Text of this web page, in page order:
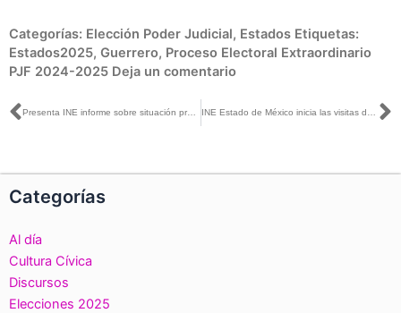
Categorías: Elección Poder Judicial, Estados Etiquetas:
Estados2025, Guerrero, Proceso Electoral Extraordinario
PJF 2024-2025 Deja un comentario
Ant Presenta INE informe sobre situación presupuestal de los Organismos Públicos Locales INE Estado de México inicia las visitas domiciliarias para el Voto Anticipado
Categorías
Al día
Cultura Cívica
Discursos
Elecciones 2025